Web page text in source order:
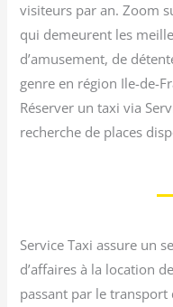
visiteurs par an. Zoom
qui demeurent les
d’amusement, de
genre en région Ile-de-
Réserver un taxi via
recherche de places
Service Taxi assure un
d’affaires à la location
passant par le